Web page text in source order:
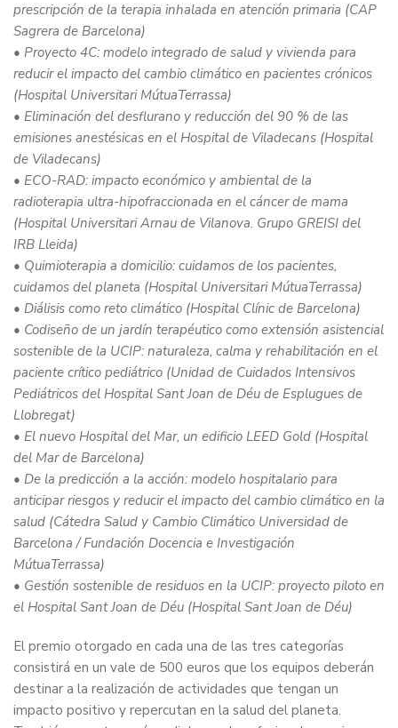
prescripción de la terapia inhalada en atención primaria (CAP
Sagrera de Barcelona)
• Proyecto 4C: modelo integrado de salud y vivienda para
reducir el impacto del cambio climático en pacientes crónicos
(Hospital Universitari MútuaTerrassa)
• Eliminación del desflurano y reducción del 90 % de las
emisiones anestésicas en el Hospital de Viladecans (Hospital
de Viladecans)
• ECO-RAD: impacto económico y ambiental de la
radioterapia ultra-hipofraccionada en el cáncer de mama
(Hospital Universitari Arnau de Vilanova. Grupo GREISI del
IRB Lleida)
• Quimioterapia a domicilio: cuidamos de los pacientes,
cuidamos del planeta (Hospital Universitari MútuaTerrassa)
• Diálisis como reto climático (Hospital Clínic de Barcelona)
• Codiseño de un jardín terapéutico como extensión asistencial
sostenible de la UCIP: naturaleza, calma y rehabilitación en el
paciente crítico pediátrico (Unidad de Cuidados Intensivos
Pediátricos del Hospital Sant Joan de Déu de Esplugues de
Llobregat)
• El nuevo Hospital del Mar, un edificio LEED Gold (Hospital
del Mar de Barcelona)
• De la predicción a la acción: modelo hospitalario para
anticipar riesgos y reducir el impacto del cambio climático en la
salud (Cátedra Salud y Cambio Climático Universidad de
Barcelona / Fundación Docencia e Investigación
MútuaTerrassa)
• Gestión sostenible de residuos en la UCIP: proyecto piloto en
el Hospital Sant Joan de Déu (Hospital Sant Joan de Déu)
El premio otorgado en cada una de las tres categorías
consistirá en un vale de 500 euros que los equipos deberán
destinar a la realización de actividades que tengan un
impacto positivo y repercutan en la salud del planeta.